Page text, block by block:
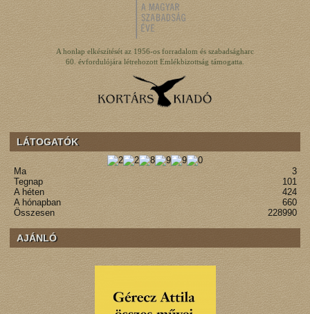
A honlap elkészítését az 1956-os forradalom és szabadságharc
60. évfordulójára létrehozott Emlékbizottság támogatta.
LÁTOGATÓK
Ma
3
Tegnap
101
A héten
424
A hónapban
660
Összesen
228990
AJÁNLÓ